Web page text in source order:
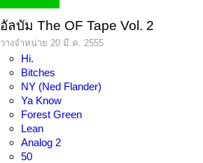
อัลบัม The OF Tape Vol. 2
วางจำหน่าย 20 มี.ค. 2555
Hi.
Bitches
NY (Ned Flander)
Ya Know
Forest Green
Lean
Analog 2
50